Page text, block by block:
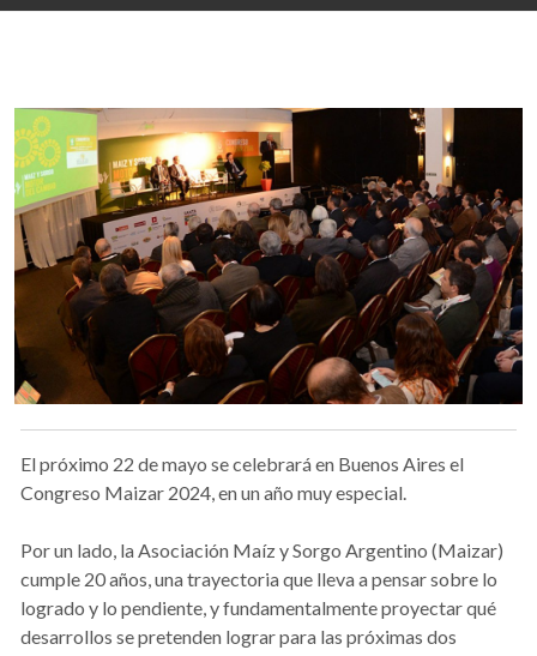
El próximo 22 de mayo se celebrará en Buenos Aires el
Congreso Maizar 2024, en un año muy especial.
Por un lado, la Asociación Maíz y Sorgo Argentino (Maizar)
cumple 20 años, una trayectoria que lleva a pensar sobre lo
logrado y lo pendiente, y fundamentalmente proyectar qué
desarrollos se pretenden lograr para las próximas dos